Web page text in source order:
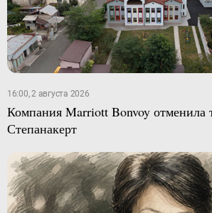
16:00, 2 августа 2026
Компания Marriott Bonvoy
Степанакерт